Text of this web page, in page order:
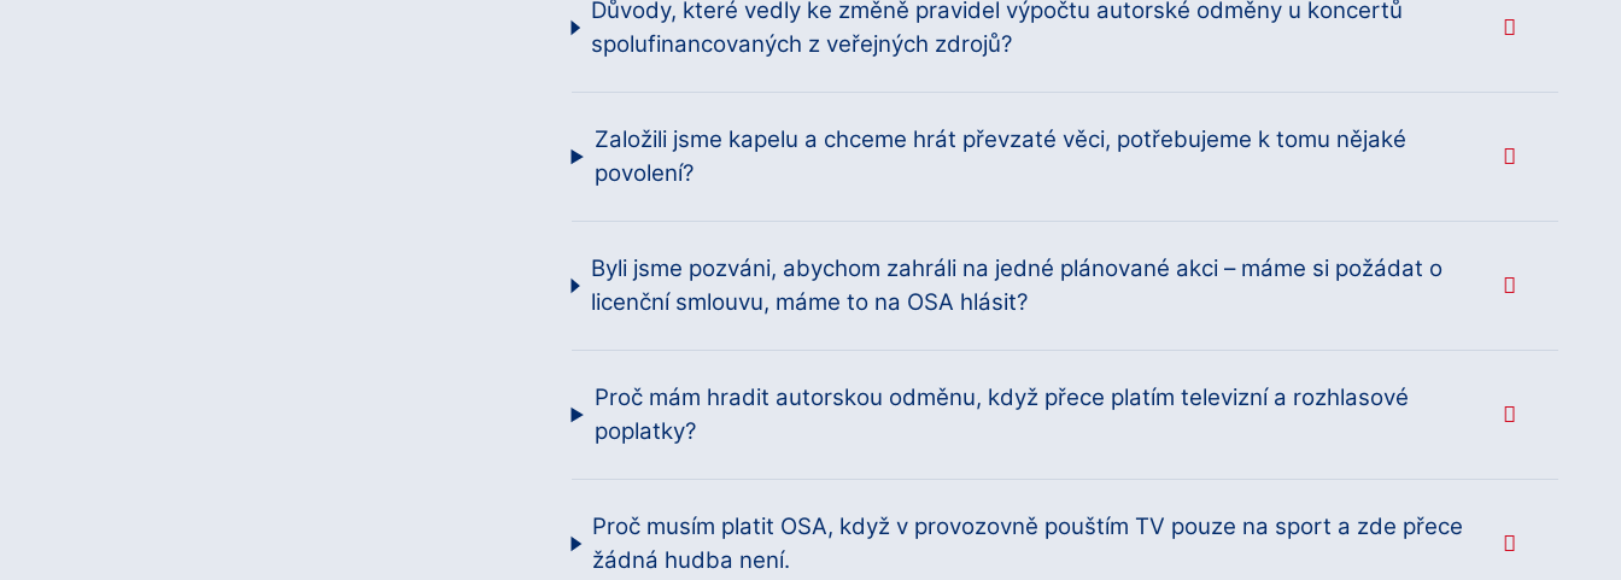
Důvody, které vedly ke změně pravidel výpočtu autorské odměny u koncertů
spolufinancovaných z veřejných zdrojů?
Založili jsme kapelu a chceme hrát převzaté věci, potřebujeme k tomu nějaké
povolení?
Byli jsme pozváni, abychom zahráli na jedné plánované akci – máme si požádat o
licenční smlouvu, máme to na OSA hlásit?
Proč mám hradit autorskou odměnu, když přece platím televizní a rozhlasové
poplatky?
Proč musím platit OSA, když v provozovně pouštím TV pouze na sport a zde přece
žádná hudba není.